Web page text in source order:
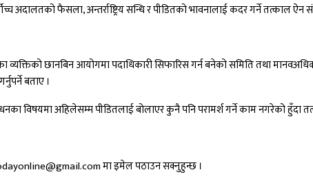
अदालतको फैसला, अन्तर्राष्ट्रिय सन्धि र पीडितको भावनालाई कदर गर्ने तत्काल
छानबिन आयोगमा पदाधिकारी सिफारिस गर्न बनेको समिति तथा
बताए ।
विषयमा अहिलेसम्म पीडितलाई बोलाएर कुनै पनि परामर्श गर्ने काम नगरेको हुँदा
मा इमेल पठाउन सक्नुहुन्छ ।